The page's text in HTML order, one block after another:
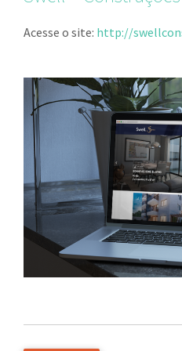
Acesse o site: http://